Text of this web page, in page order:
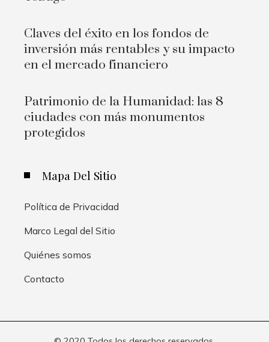
Claves del éxito en los fondos de
inversión más rentables y su impacto
en el mercado financiero
Patrimonio de la Humanidad: las 8
ciudades con más monumentos
protegidos
Mapa Del Sitio
Política de Privacidad
Marco Legal del Sitio
Quiénes somos
Contacto